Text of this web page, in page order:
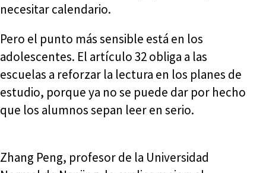
necesitar calendario.
Pero el punto más sensible está en los
adolescentes. El artículo 32 obliga a las
escuelas a reforzar la lectura en los planes de
estudio, porque ya no se puede dar por hecho
que los alumnos sepan leer en serio.
Zhang Peng, profesor de la Universidad